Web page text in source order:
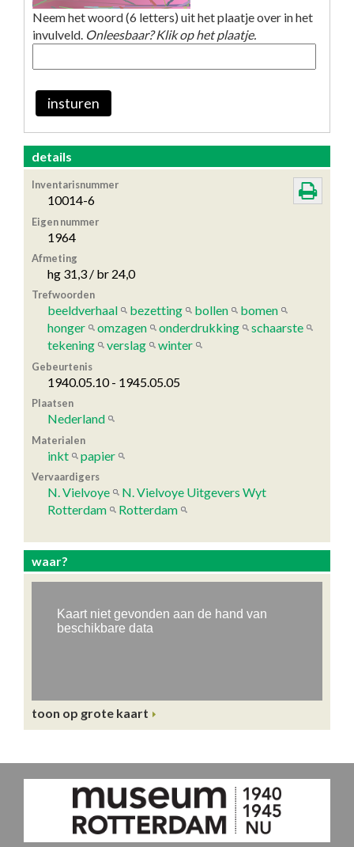
Neem het woord (6 letters) uit het plaatje over in het
invulveld. Onleesbaar? Klik op het plaatje.
insturen
details
Inventarisnummer
10014-6
Eigen nummer
1964
Afmeting
hg 31,3 / br 24,0
Trefwoorden
beeldverhaal bezetting bollen
bomen
honger
omzagen onderdrukking
schaarste
tekening
verslag winter
Gebeurtenis
1940.05.10 - 1945.05.05
Plaatsen
Nederland
Materialen
inkt papier
Vervaardigers
N. Vielvoye
N. Vielvoye Uitgevers Wyt
Rotterdam
Rotterdam
waar?
toon op grote kaart